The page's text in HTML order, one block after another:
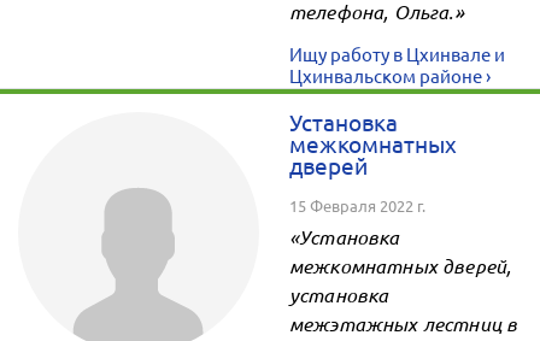
телефона, Ольга.»
Ищу работу в Цхинвале и
Цхинвальском районе ›
Установка
межкомнатных
дверей
15 Февраля 2022 г.
«Установка
межкомнатных дверей,
установка
межэтажных лестниц в